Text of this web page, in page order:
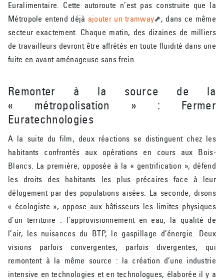
Euralimentaire. Cette autoroute n’est pas construite que la
Métropole entend déjà ajouter un tramway
, dans ce même
secteur exactement. Chaque matin, des dizaines de milliers
de travailleurs devront être affrétés en toute fluidité dans une
fuite en avant aménageuse sans frein.
Remonter à la source de la
« métropolisation » : Fermer
Euratechnologies
A la suite du film, deux réactions se distinguent chez les
habitants confrontés aux opérations en cours aux Bois-
Blancs. La première, opposée à la « gentrification », défend
les droits des habitants les plus précaires face à leur
délogement par des populations aisées. La seconde, disons
« écologiste », oppose aux bâtisseurs les limites physiques
d’un territoire : l’approvisionnement en eau, la qualité de
l’air, les nuisances du BTP, le gaspillage d’énergie. Deux
visions parfois convergentes, parfois divergentes, qui
remontent à la même source : la création d’une industrie
intensive en technologies et en technologues, élaborée il y a